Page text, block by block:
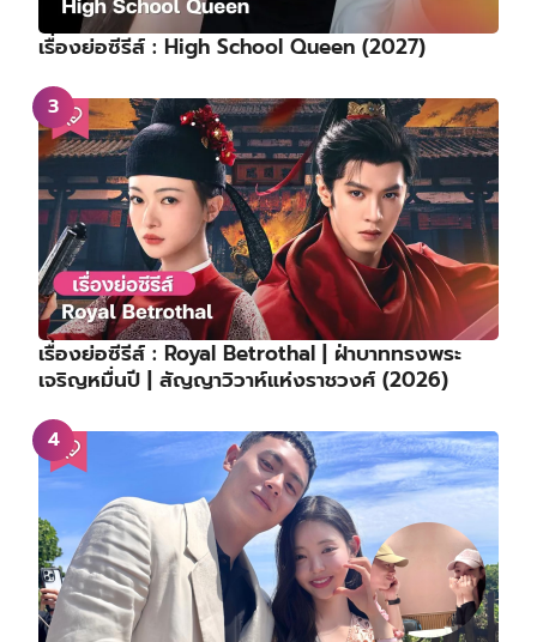
เรื่องย่อซีรีส์ : High School Queen (2027)
เรื่องย่อซีรีส์ : Royal Betrothal | ฝ่าบาททรงพระ
เจริญหมื่นปี | สัญญาวิวาห์แห่งราชวงศ์ (2026)